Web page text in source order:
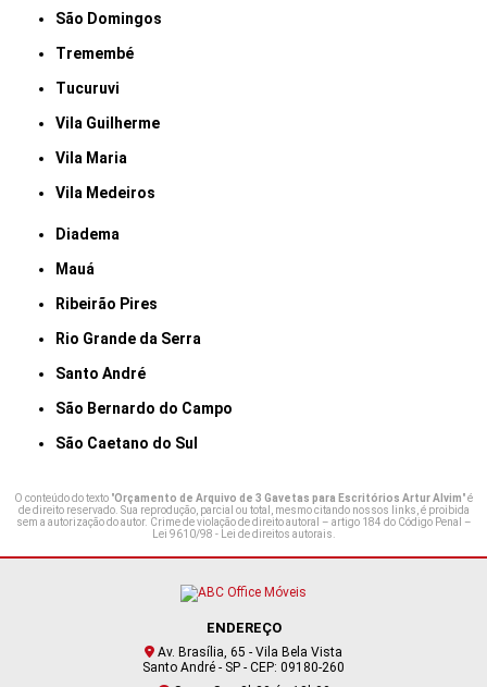
São Domingos
Tremembé
Tucuruvi
Vila Guilherme
Vila Maria
Vila Medeiros
Diadema
Mauá
Ribeirão Pires
Rio Grande da Serra
Santo André
São Bernardo do Campo
São Caetano do Sul
O conteúdo do texto "Orçamento de Arquivo de 3 Gavetas para Escritórios Artur Alvim" é
de direito reservado. Sua reprodução, parcial ou total, mesmo citando nossos links, é proibida
sem a autorização do autor. Crime de violação de direito autoral – artigo 184 do Código Penal –
Lei 9610/98 - Lei de direitos autorais.
ENDEREÇO
Av. Brasília, 65 - Vila Bela Vista
Santo André - SP - CEP: 09180-260